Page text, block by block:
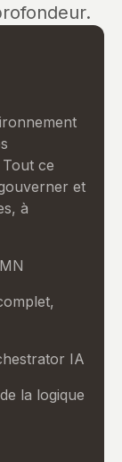
ce
et
à
IA
la logique